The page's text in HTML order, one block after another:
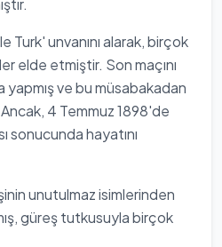
Turk' unvanını alarak, birçok
elde etmiştir. Son maçını
yapmış ve bu müsabakadan
Ancak, 4 Temmuz 1898'de
sonucunda hayatını
unutulmaz isimlerinden
güreş tutkusuyla birçok